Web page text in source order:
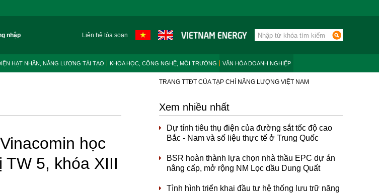
nhập Liên hệ tòa soạn
HẠT NHÂN, NĂNG LƯỢNG TÁI TẠO KHOA HỌC, CÔNG NGHỆ, MÔI TRƯỜNG VĂN HÓA DOANH NGHIỆP
TRANG TTĐT CỦA TẠP CHÍ NĂNG LƯỢNG VIỆT NAM
học
5, khóa XIII
Xem nhiều nhất
Dự tính tiêu thụ điện của đường sắt tốc độ cao
Bắc - Nam và số liệu thực tế ở Trung Quốc
BSR hoàn thành lựa chọn nhà thầu EPC dự án
nâng cấp, mở rộng NM Lọc dầu Dung Quất
Tình hình triển khai đầu tư hệ thống lưu trữ năng